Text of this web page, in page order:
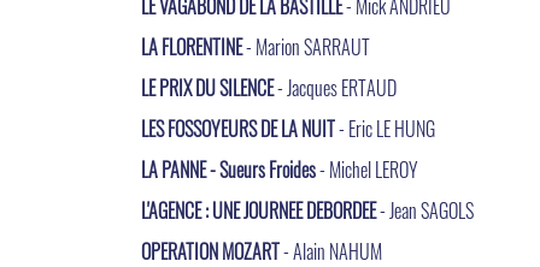
LA FLORENTINE- Marion SARRAUT
LE PRIX DU SILENCE- Jacques ERTAUD
LES FOSSOYEURS DE LA NUIT- Eric LE HUNG
LA PANNE - Sueurs Froides- Michel LEROY
L'AGENCE : UNE JOURNEE DEBORDEE- Jean SAGOLS
OPERATION MOZART- Alain NAHUM